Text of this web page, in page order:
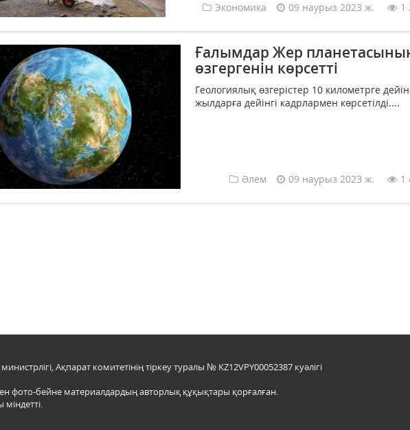
Экономика 09 наурыз 2023 ж. 1
Ғалымдар Жер
өзгергенін көрсетті
Геологиялық өзгерістер 10 километрге
жылдарға дейінгі кадрлармен көрсетілді....
Әлем 09 наурыз 2023 ж. 1
Ақпарат комитетінің тіркеу туралы № KZ12VPY00052387 куәлігі
фото-бейне материалдардың авторлық құқықтары қорғалған.